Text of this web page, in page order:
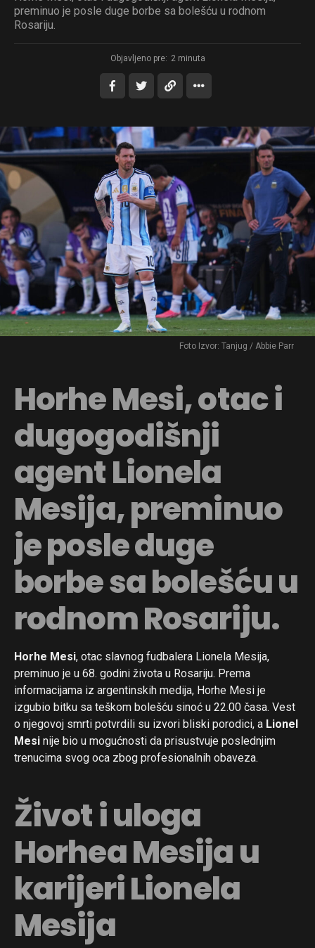
preminuo je posle duge borbe sa bolešću u rodnom
Rosariju.
Objavljeno pre: 2 minuta
Foto Izvor: Tanjug / Abbie Parr
Horhe Mesi, otac i
dugogodišnji
agent Lionela
Mesija, preminuo
je posle duge
borbe sa bolešću u
rodnom Rosariju.
Horhe Mesi, otac slavnog fudbalera Lionela Mesija,
preminuo je u 68. godini života u Rosariju. Prema
informacijama iz argentinskih medija, Horhe Mesi je
izgubio bitku sa teškom bolešću sinoć u 22.00 časa. Vest
o njegovoj smrti potvrdili su izvori bliski porodici, a Lionel
Mesi nije bio u mogućnosti da prisustvuje poslednjim
trenucima svog oca zbog profesionalnih obaveza.
Život i uloga
Horhea Mesija u
karijeri Lionela
Mesija